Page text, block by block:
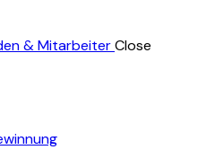
Close